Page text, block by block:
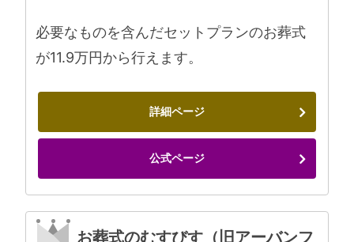
必要なものを含んだセットプランのお葬式
が11.9万円から行えます。
詳細ページ
公式ページ
お葬式のむすびす（旧アーバンフ